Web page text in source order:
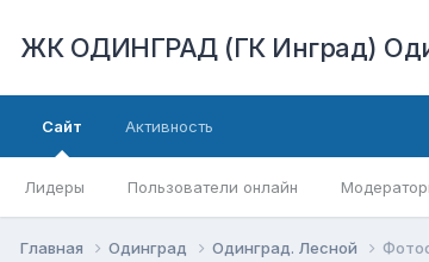
ЖК ОДИНГРАД (ГК Инград)
Сайт
Лидеры Пользователи онлайн
Активность
Главная Одинград Одинград. Лесной